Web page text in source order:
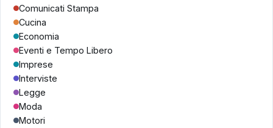
Comunicati Stampa
Cucina
Economia
Eventi e Tempo Libero
Imprese
Interviste
Legge
Moda
Motori